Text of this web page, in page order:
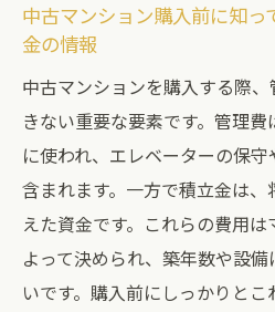
中古マンション購入前に知
金の情報
中古マンションを購入する際
きない重要な要素です。管理
に使われ、エレベーターの保
含まれます。一方で積立金は
えた資金です。これらの費用
よって決められ、築年数や設
いです。購入前にしっかりと